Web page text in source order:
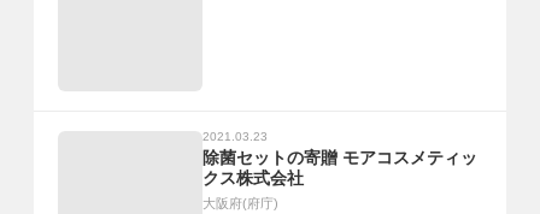
2021.03.23
除菌セットの寄贈 モアコスメティッ
クス株式会社
大阪府(府庁)